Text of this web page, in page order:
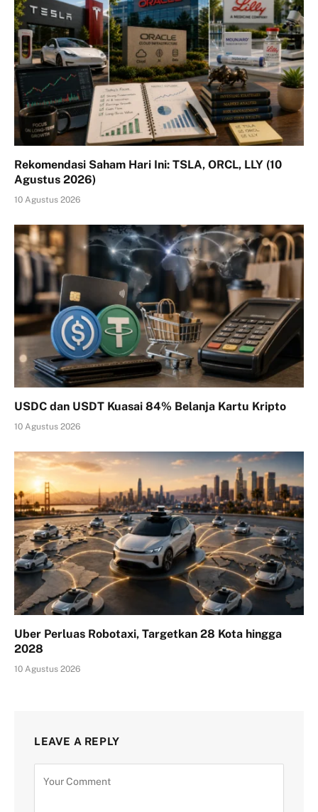
Rekomendasi Saham Hari Ini: TSLA, ORCL, LLY (10
Agustus 2026)
10 Agustus 2026
USDC dan USDT Kuasai 84% Belanja Kartu Kripto
10 Agustus 2026
Uber Perluas Robotaxi, Targetkan 28 Kota hingga
2028
10 Agustus 2026
LEAVE A REPLY